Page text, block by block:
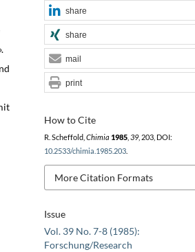
Issue
Vol. 39 No. 7-8 (1985):
Forschung/Research
How to Cite
R. Scheffold, Chimia 1985, 39, 203, DOI:
10.2533/chimia.1985.203.
More Citation Formats
share
share
mail
print